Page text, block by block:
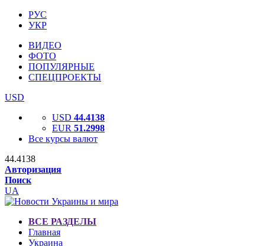
РУС
УКР
ВИДЕО
ФОТО
ПОПУЛЯРНЫЕ
СПЕЦПРОЕКТЫ
USD
USD 44.4138
EUR 51.2998
Все курсы валют
44.4138
Авторизация
Поиск
UA
ВСЕ РАЗДЕЛЫ
Главная
Украина